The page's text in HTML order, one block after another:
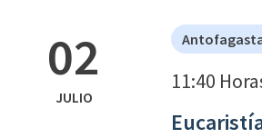
02
JULIO
11:40